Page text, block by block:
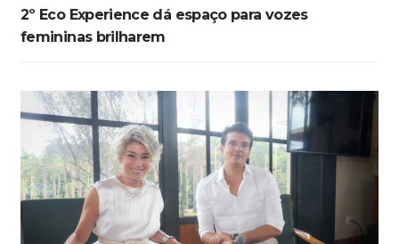
2º Eco Experience dá espaço para vozes
femininas brilharem